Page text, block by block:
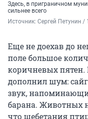
Здесь, в приграничном
сильнее всего
Источник: Сергей Петунин /
Еще не доехав до
поле большое
коричневых
дополнил шум:
звук,
барана. Животных
что щебетания